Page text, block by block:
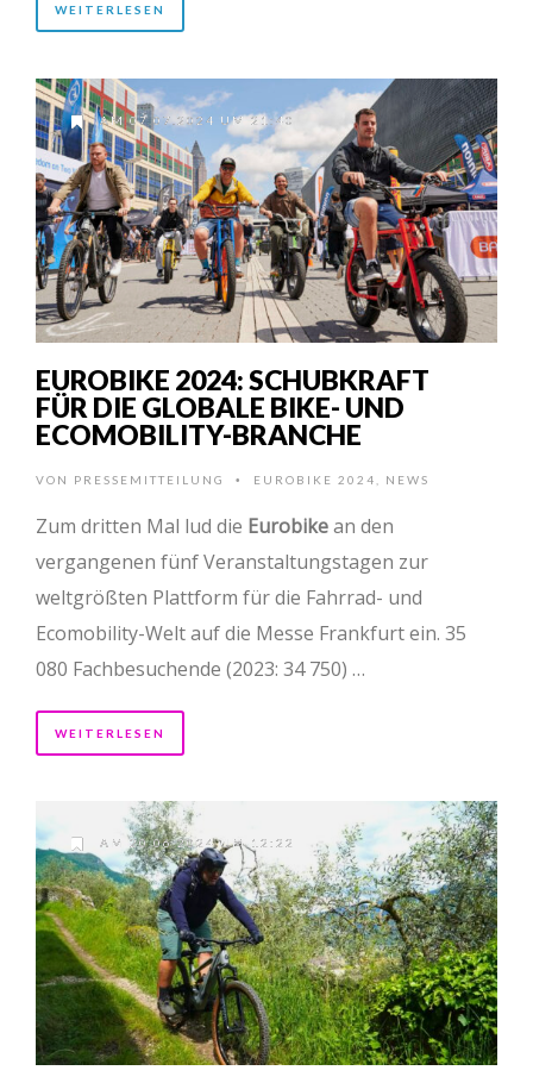
WEITERLESEN
AM 07.07.2024 UM 21:40
EUROBIKE 2024: SCHUBKRAFT
FÜR DIE GLOBALE BIKE- UND
ECOMOBILITY-BRANCHE
VON PRESSEMITTEILUNG • EUROBIKE 2024 NEWS
Zum dritten Mal lud die Eurobikean den
vergangenen fünf Veranstaltungstagen zur
weltgrößten Plattform für die Fahrrad- und
Ecomobility-Welt auf die Messe Frankfurt ein. 35
080 Fachbesuchende (2023: 34 750) …
WEITERLESEN
AM 20.06.2024 UM 12:22